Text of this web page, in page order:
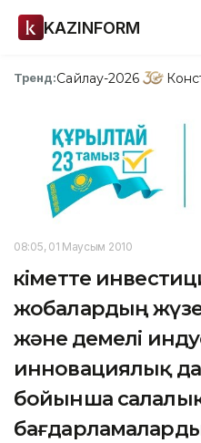
KAZINFORM
Тренд:Сайлау-2026
08:05, 01 Маусым 2010
Үкіметте
жобалардың
және Үдемелі
инновациялық
бойынша